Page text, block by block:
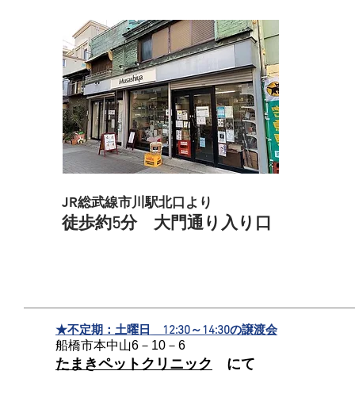
JR総武線市川駅北口より
徒歩約5分 大門通り入り口
★不定期：土曜日 12:30～14:30の譲渡会
船橋市本中山6－10－6
たまきペットクリニック にて